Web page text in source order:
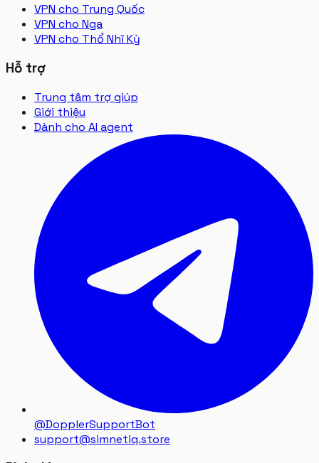
VPN cho Trung Quốc
VPN cho Nga
VPN cho Thổ Nhĩ Kỳ
Hỗ trợ
Trung tâm trợ giúp
Giới thiệu
Dành cho AI agent
@DopplerSupportBot
support@simnetiq.store